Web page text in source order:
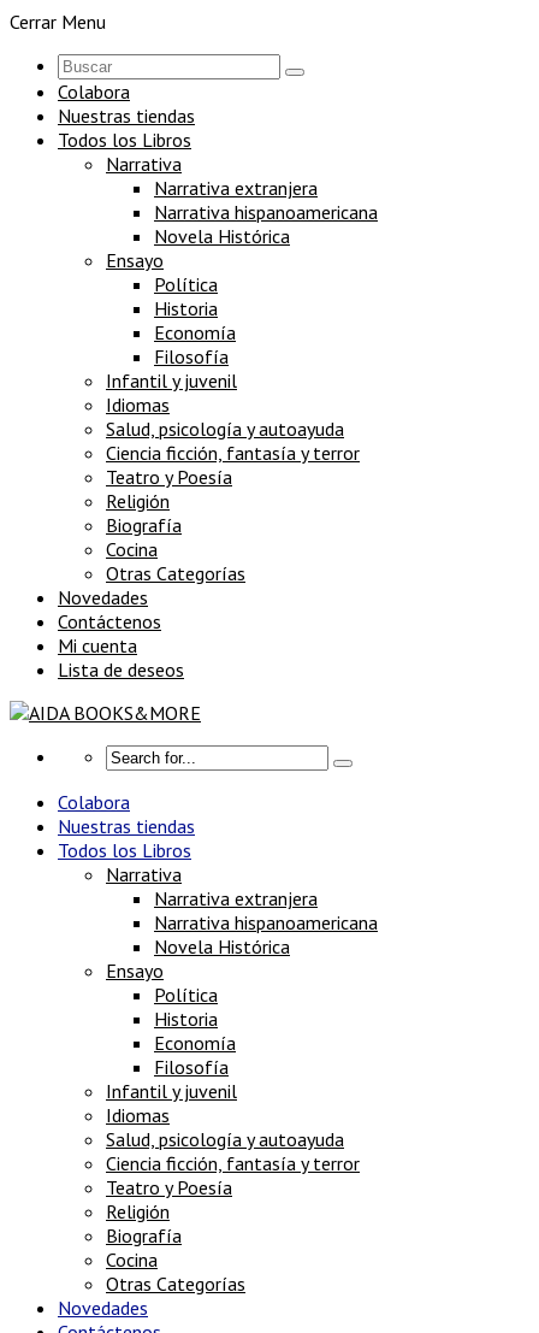
Cerrar Menu
Colabora
Nuestras tiendas
Todos los Libros
Narrativa
Narrativa extranjera
Narrativa hispanoamericana
Novela Histórica
Ensayo
Política
Historia
Economía
Filosofía
Infantil y juvenil
Idiomas
Salud, psicología y autoayuda
Ciencia ficción, fantasía y terror
Teatro y Poesía
Religión
Biografía
Cocina
Otras Categorías
Novedades
Contáctenos
Mi cuenta
Lista de deseos
Colabora
Nuestras tiendas
Todos los Libros
Narrativa
Narrativa extranjera
Narrativa hispanoamericana
Novela Histórica
Ensayo
Política
Historia
Economía
Filosofía
Infantil y juvenil
Idiomas
Salud, psicología y autoayuda
Ciencia ficción, fantasía y terror
Teatro y Poesía
Religión
Biografía
Cocina
Otras Categorías
Novedades